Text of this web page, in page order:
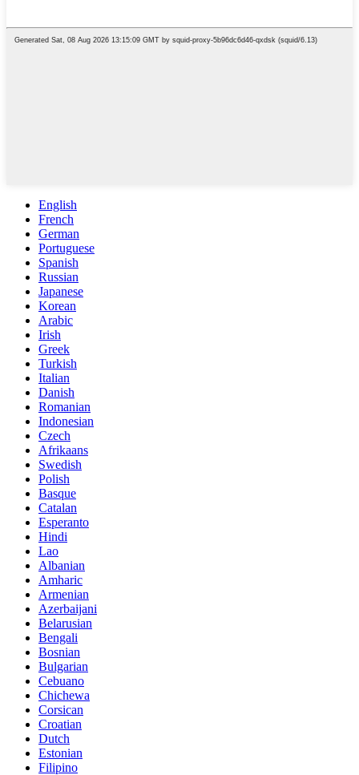
English
French
German
Portuguese
Spanish
Russian
Japanese
Korean
Arabic
Irish
Greek
Turkish
Italian
Danish
Romanian
Indonesian
Czech
Afrikaans
Swedish
Polish
Basque
Catalan
Esperanto
Hindi
Lao
Albanian
Amharic
Armenian
Azerbaijani
Belarusian
Bengali
Bosnian
Bulgarian
Cebuano
Chichewa
Corsican
Croatian
Dutch
Estonian
Filipino